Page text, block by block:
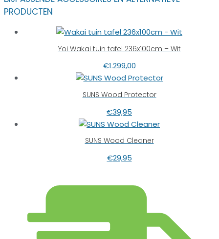
PRODUCTEN
Yoi Wakai tuin tafel 236x100cm – Wit
€1.299,00
SUNS Wood Protector
€39,95
SUNS Wood Cleaner
€29,95